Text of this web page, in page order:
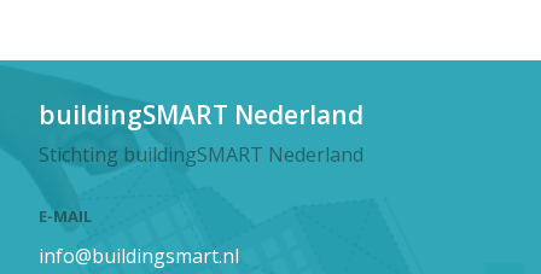
buildingSMART Nederland
Stichting buildingSMART Nederland
E-MAIL
info@buildingsmart.nl